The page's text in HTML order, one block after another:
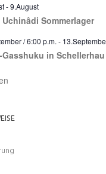
-9.August
Sommerlager
/ 6:00 p.m. -
Gasshuku in Schellerhau